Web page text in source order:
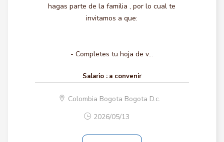
hagas parte de la familia , por lo cual te
invitamos a que:
- Completes tu hoja de v...
Salario : a convenir
Colombia Bogota Bogota D.c.
2026/05/13